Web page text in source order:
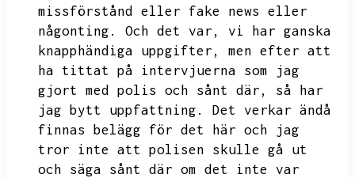
missförstånd eller fake news eller
någonting.
Och det var,
vi har ganska
knapphändiga uppgifter,
men efter att
ha tittat på intervjuerna som jag
gjort med polis och sånt där,
så har
jag bytt uppfattning.
Det verkar ändå
finnas belägg för det här och jag
tror inte att polisen skulle gå ut
och säga sånt där om det inte var